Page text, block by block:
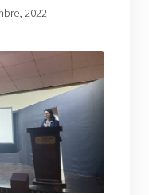
2022